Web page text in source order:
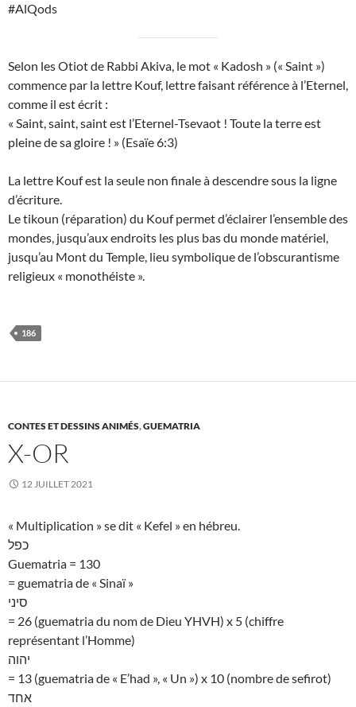
#AlQods
Selon les Otiot de Rabbi Akiva, le mot « Kadosh » (« Saint »)
commence par la lettre Kouf, lettre faisant référence à l’Eternel,
comme il est écrit :
« Saint, saint, saint est l’Eternel-Tsevaot ! Toute la terre est
pleine de sa gloire ! » (Esaïe 6:3)
La lettre Kouf est la seule non finale à descendre sous la ligne
d’écriture.
Le tikoun (réparation) du Kouf permet d’éclairer l’ensemble des
mondes, jusqu’aux endroits les plus bas du monde matériel,
jusqu’au Mont du Temple, lieu symbolique de l’obscurantisme
religieux « monothéiste ».
186
CONTES ET DESSINS ANIMÉS,GUEMATRIA
X-OR
12 JUILLET 2021
« Multiplication » se dit « Kefel » en hébreu.
כפל
Guematria = 130
= guematria de « Sinaï »
סיני
= 26 (guematria du nom de Dieu YHVH) x 5 (chiffre
représentant l’Homme)
יהוה
= 13 (guematria de « E’had », « Un ») x 10 (nombre de sefirot)
אחד